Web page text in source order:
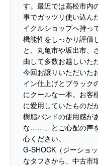
す。最近では高松市内
事でガッツリ使い込ん
イクルショップへ持っ
機能性をしっかり評価
と、丸亀市や坂出市、
由して多数お越しいた
今回お譲りいただいた
イン仕上げとブラック
にクールな一本。お客
に愛用していたものだ
樹脂バンドの使用感が
な……」とご心配の声
心ください。
G-SHOCK（ジーショ
なタフさから、中古市